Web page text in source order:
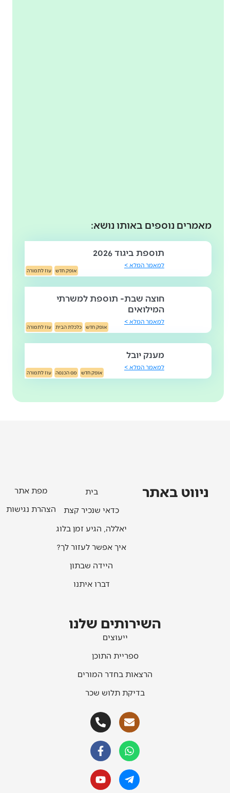
מאמרים נוספים באותו נושא:
אופק חדש עוז לתמורה
תוספת ביגוד 2026
למאמר המלא >
אופק חדש כלכלת הבית עוז לתמורה
חוצה שבת- תוספת למשרתי
המילואים
למאמר המלא >
אופק חדש מס הכנסה עוז לתמורה
מענק יובל
למאמר המלא >
ניווט באתר
בית
כדאי שנכיר קצת
יאללה, הגיע זמן בלוג
איך אפשר לעזור לך?
היידה שבתון
דברו איתנו
מפת אתר
הצהרת נגישות
השירותים שלנו
ייעוצים
ספריית התוכן
הרצאות בחדר המורים
בדיקת תלוש שכר